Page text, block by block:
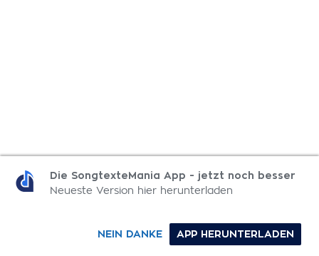
Die SongtexteMania App - jetzt noch besser
Neueste Version hier herunterladen
APP HERUNTERLADEN
NEIN DANKE